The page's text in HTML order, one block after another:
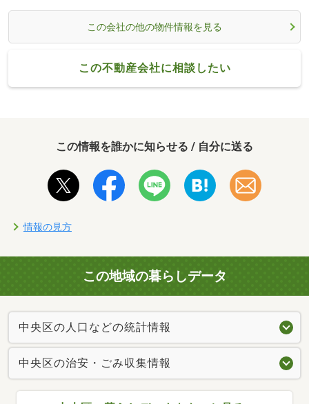
この会社の他の物件情報を見る
この不動産会社に相談したい
この情報を誰かに知らせる / 自分に送る
情報の見方
この地域の暮らしデータ
中央区の人口などの統計情報
中央区の治安・ごみ収集情報